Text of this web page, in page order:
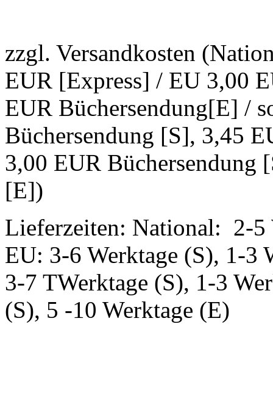
zzgl. Versandkosten
EUR [Express] / EU 3,00
EUR Büchersendung[E] /
Büchersendung [S], 3,45
3,00 EUR Büchersendung
[E])
Lieferzeiten: National: 2-5
EU: 3-6 Werktage (S), 1-3
3-7 TWerktage (S), 1-3
(S), 5 -10 Werktage (E)